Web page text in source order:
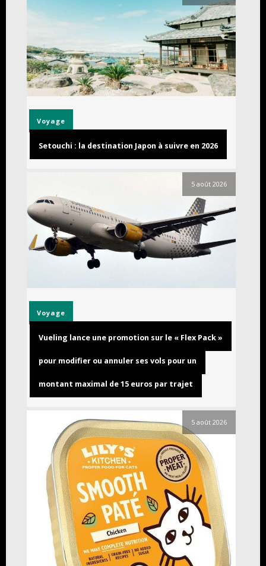
Voyage
Setouchi : la destination Japon à suivre en 2026
5 août 2026
Voyage
Vueling lance une promotion sur le « Flex Pack »
pour modifier ou annuler ses vols pour un
montant maximal de 15 euros par trajet
5 août 2026